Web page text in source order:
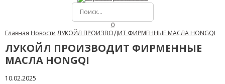
0
Главная Новости ЛУКОЙЛ ПРОИЗВОДИТ ФИРМЕННЫЕ МАСЛА HONGQI
ЛУКОЙЛ ПРОИЗВОДИТ ФИРМЕННЫЕ
МАСЛА HONGQI
10.02.2025